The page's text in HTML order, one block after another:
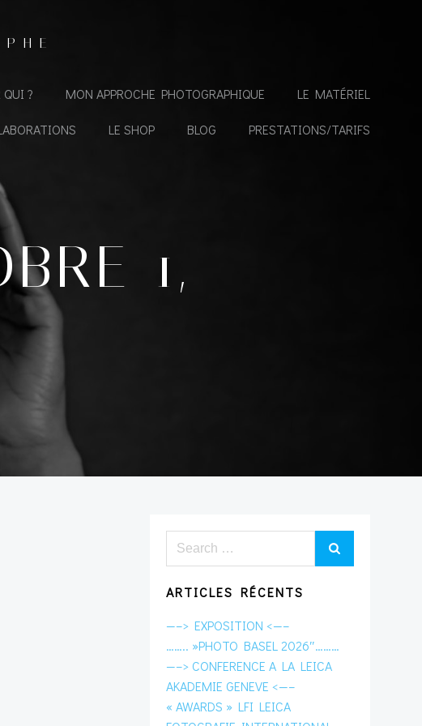
? MON APPROCHE PHOTOGRAPHIQUE LE MATÉRIEL
LE SHOP BLOG PRESTATIONS/TARIFS
1,
Search
ARTICLES RÉCENTS
—–> EXPOSITION <—–
…….. »PHOTO BASEL 2026″………
—–> CONFERENCE A LA LEICA
AKADEMIE GENEVE <—–
« AWARDS » LFI LEICA